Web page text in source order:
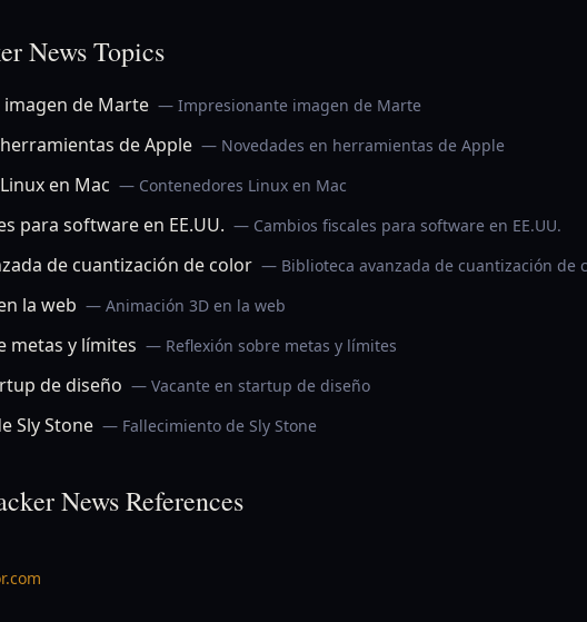
News Topics
de Marte — Impresionante imagen de Marte
de Apple — Novedades en herramientas de Apple
en Mac — Contenedores Linux en Mac
para software en EE.UU. — Cambios fiscales para software en EE.UU.
de cuantización de color — Biblioteca avanzada de cuantización de
la web — Animación 3D en la web
metas y límites — Reflexión sobre metas y límites
de diseño — Vacante en startup de diseño
Sly Stone — Fallecimiento de Sly Stone
News References